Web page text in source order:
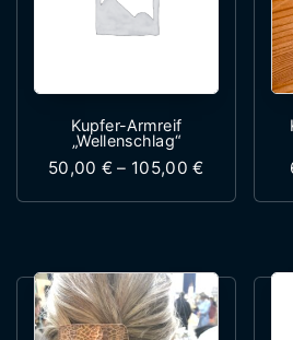
Kupfer-Armreif
„Wellenschlag“
50,00€ – 105,00€
Dieses Produkt